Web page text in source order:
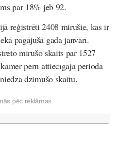
par 18% jeb 92.
reģistrēti 2408 mirušie, kas ir
pagājušā gada janvārī.
mirušo skaits par 1527
pērn attiecīgajā periodā
dzimušo skaitu.
pēc reklāmas